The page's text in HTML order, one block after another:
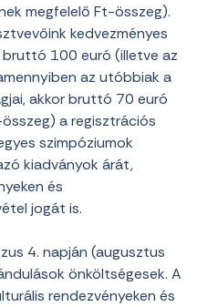
megfelelő Ft-összeg).
kedvezményes
100 euró (illetve az
az utóbbiak a
akkor bruttó 70 euró
a regisztrációs
szimpóziumok
kiadványok árát,
és
jogát is.
4. napján (augusztus
önköltségesek. A
rendezvényeken és